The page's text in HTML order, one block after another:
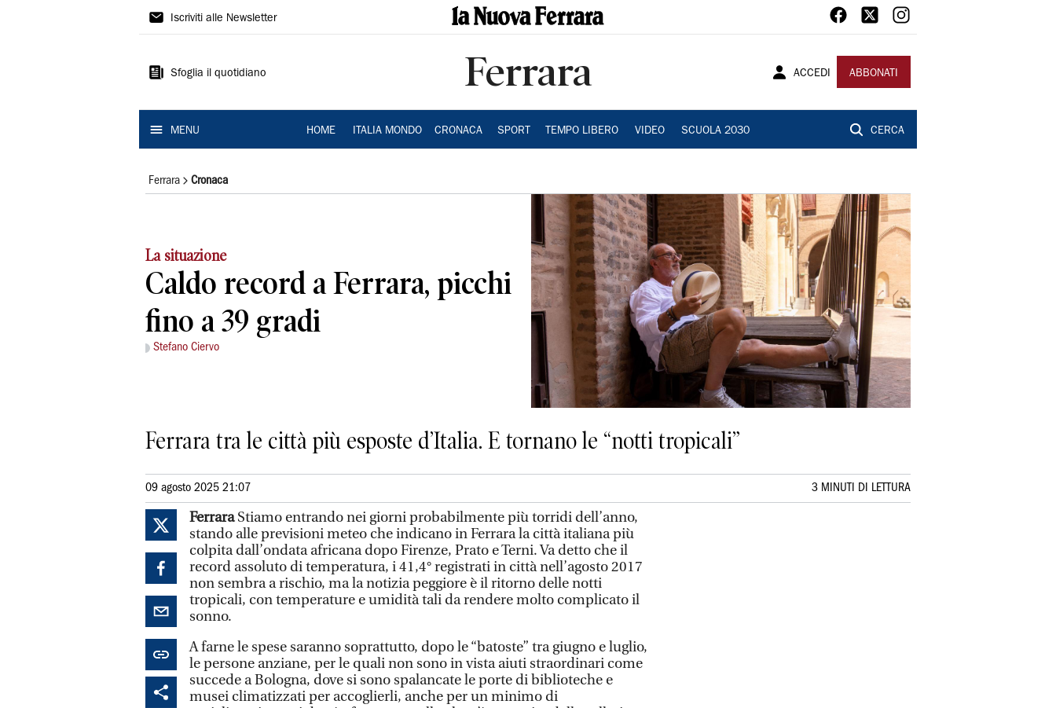
La
Ferrara
Iscriviti alle Newsletter
Sfoglia il quotidiano Ferrara ACCEDI ABBONATI
MENU HOME ITALIA MONDO CRONACA SPORT TEMPO LIBERO VIDEO SCUOLA 2030 CERCA
Ferrara Cronaca
La situazione
Caldo record a Ferrara, picchi
fino a 39 gradi
Stefano Ciervo
Ferrara tra le città più esposte d’Italia. E tornano le “notti tropicali”
09 agosto 2025 21:07 3 MINUTI DI LETTURA
FerraraStiamo entrando nei giorni probabilmente più torridi dell’anno,
stando alle previsioni meteo che indicano in Ferrara la città italiana più
colpita dall’ondata africana dopo Firenze, Prato e Terni. Va detto che il
record assoluto di temperatura, i 41,4° registrati in città nell’agosto 2017
non sembra a rischio, ma la notizia peggiore è il ritorno delle notti
tropicali, con temperature e umidità tali da rendere molto complicato il
sonno.
A farne le spese saranno soprattutto, dopo le “batoste” tra giugno e luglio,
le persone anziane, per le quali non sono in vista aiuti straordinari come
succede a Bologna, dove si sono spalancate le porte di biblioteche e
musei climatizzati per accoglierli, anche per un minimo di